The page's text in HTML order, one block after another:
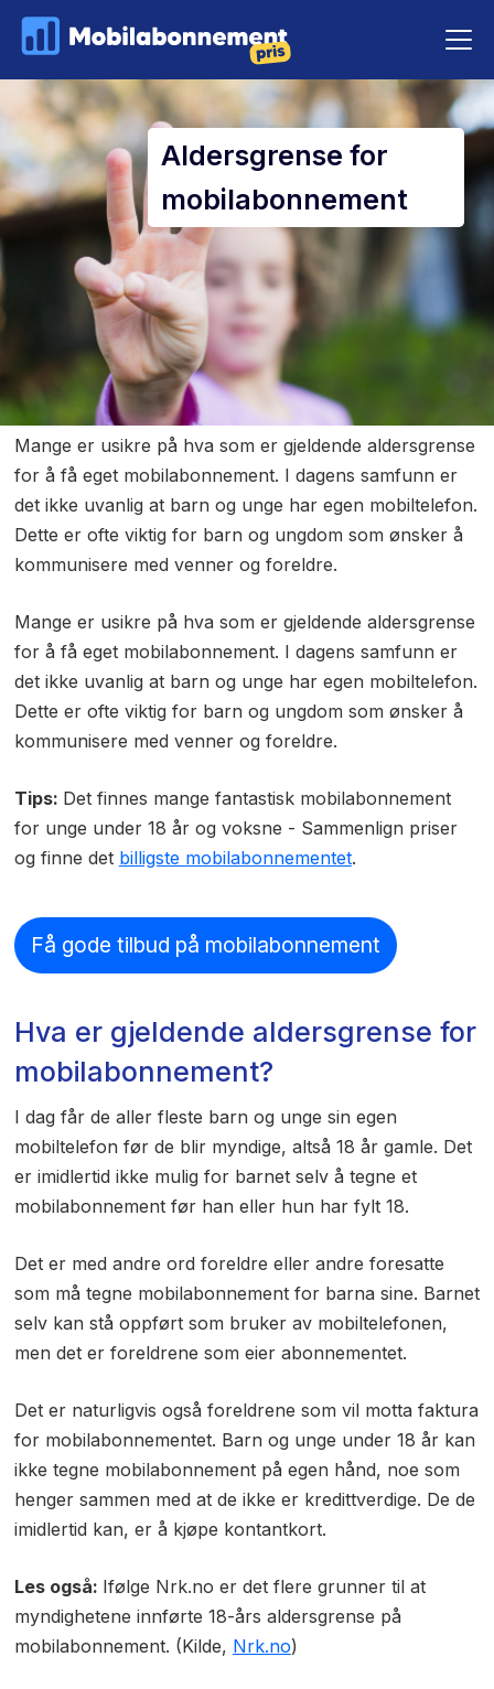
Aldersgrense for
mobilabonnement
Mange er usikre på hva som er gjeldende aldersgrense
for å få eget mobilabonnement. I dagens samfunn er
det ikke uvanlig at barn og unge har egen mobiltelefon.
Dette er ofte viktig for barn og ungdom som ønsker å
kommunisere med venner og foreldre.
Mange er usikre på hva som er gjeldende aldersgrense
for å få eget mobilabonnement. I dagens samfunn er
det ikke uvanlig at barn og unge har egen mobiltelefon.
Dette er ofte viktig for barn og ungdom som ønsker å
kommunisere med venner og foreldre.
Tips: Det finnes mange fantastisk mobilabonnement
for unge under 18 år og voksne - Sammenlign priser
og finne det billigste mobilabonnementet.
Få gode tilbud på mobilabonnement
Hva er gjeldende aldersgrense for
mobilabonnement?
I dag får de aller fleste barn og unge sin egen
mobiltelefon før de blir myndige, altså 18 år gamle. Det
er imidlertid ikke mulig for barnet selv å tegne et
mobilabonnement før han eller hun har fylt 18.
Det er med andre ord foreldre eller andre foresatte
som må tegne mobilabonnement for barna sine. Barnet
selv kan stå oppført som bruker av mobiltelefonen,
men det er foreldrene som eier abonnementet.
Det er naturligvis også foreldrene som vil motta faktura
for mobilabonnementet. Barn og unge under 18 år kan
ikke tegne mobilabonnement på egen hånd, noe som
henger sammen med at de ikke er kredittverdige. De de
imidlertid kan, er å kjøpe kontantkort.
Les også: Ifølge Nrk.no er det flere grunner til at
myndighetene innførte 18-års aldersgrense på
mobilabonnement. (Kilde, Nrk.no)